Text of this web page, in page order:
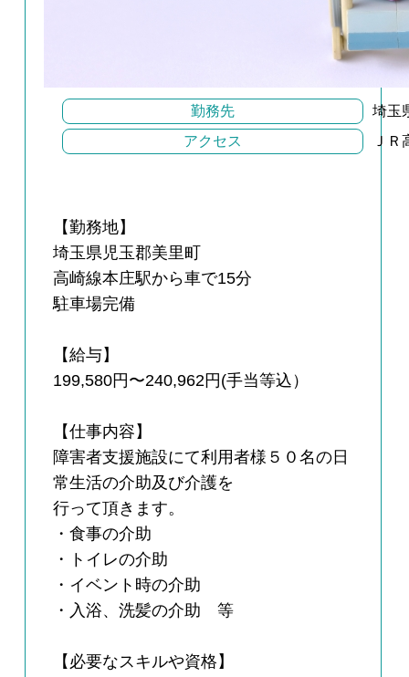
勤務先
埼玉
アクセス
Ｊ
【勤務地】
埼玉県児玉郡美里町
高崎線本庄駅から車で15分
駐車場完備
【給与】
199,580円〜240,962円(手当等込）
【仕事内容】
障害者支援施設にて利用者様５０名の日
常生活の介助及び介護を
行って頂きます。
・食事の介助
・トイレの介助
・イベント時の介助
・入浴、洗髪の介助 等
【必要なスキルや資格】